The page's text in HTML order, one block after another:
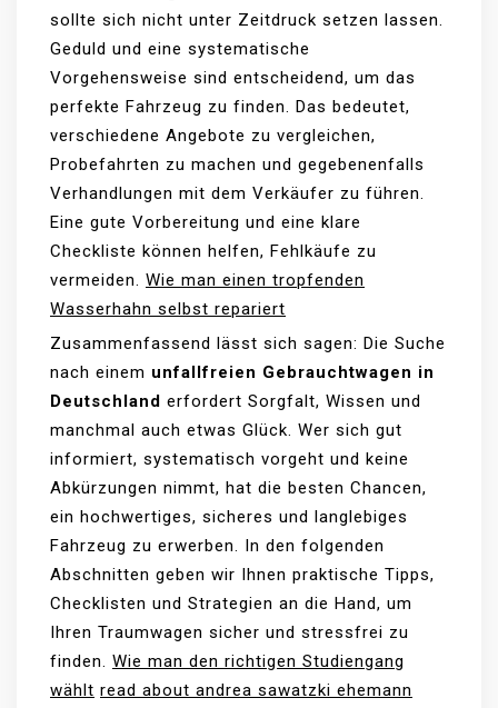
sollte sich nicht unter Zeitdruck setzen lassen.
Geduld und eine systematische
Vorgehensweise sind entscheidend, um das
perfekte Fahrzeug zu finden. Das bedeutet,
verschiedene Angebote zu vergleichen,
Probefahrten zu machen und gegebenenfalls
Verhandlungen mit dem Verkäufer zu führen.
Eine gute Vorbereitung und eine klare
Checkliste können helfen, Fehlkäufe zu
vermeiden. Wie man einen tropfenden
Wasserhahn selbst repariert
Zusammenfassend lässt sich sagen: Die Suche
nach einem unfallfreien Gebrauchtwagen in
Deutschland erfordert Sorgfalt, Wissen und
manchmal auch etwas Glück. Wer sich gut
informiert, systematisch vorgeht und keine
Abkürzungen nimmt, hat die besten Chancen,
ein hochwertiges, sicheres und langlebiges
Fahrzeug zu erwerben. In den folgenden
Abschnitten geben wir Ihnen praktische Tipps,
Checklisten und Strategien an die Hand, um
Ihren Traumwagen sicher und stressfrei zu
finden. Wie man den richtigen Studiengang
wählt read about andrea sawatzki ehemann